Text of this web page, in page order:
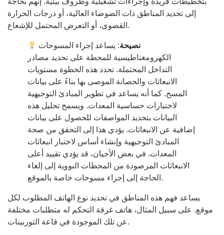
إلى تحديد المناطق ذات الضوضاء العالية، أو درجات الحرارة
القصوى، أو التعرض المحتمل للإشعاع.
نصيحة: يساعد إجراء المسوحات
الكهرومغناطيسية للمحطة على تحديد مصادر
التداخل المحتملة. تحدد هذه الخطوة مستويات
الانبعاثات والحصانة الموصى بها بناءً على بيانات
المسح. كما أنه يساعد في تطوير المبادئ التوجيهية
لاختبارات حساسية المعدات. ويسمح تحليل هذه
البيانات بتحديد المواصفات للحصول على بيانات
إضافية عن الانبعاثات. يؤدي هذا إلى التحقق من صحة
المبادئ التوجيهية وإنشاء أساس لاختبار انبعاثات
المعدات. في بعض الأحيان، قد يؤدي تقييد أعلى
الانبعاثات المرصودة من المحطات النووية إلى إلغاء
الحاجة إلى إجراء مسوحات خاصة بالموقع.
يساعد فهم هذه المناطق في تحديد نوع الهاتف المطلوب لكل
موقع. على سبيل المثال، هاتف غرفة التحكم له متطلبات مختلفة
عن تلك الموجودة في قاعة التوربينات.